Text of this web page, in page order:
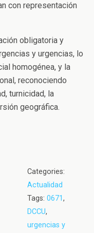
con representación
obligatoria y
y urgencias, lo
homogénea, y la
reconociendo
turnicidad, la
geográfica.
Categories:
Actualidad
Tags: 0671,
DCCU,
urgencias y